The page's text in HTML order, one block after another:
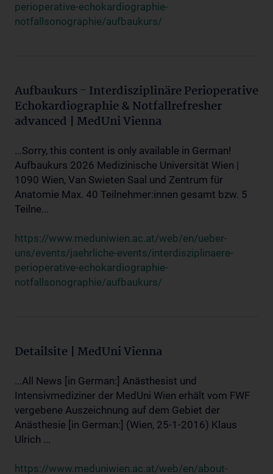
perioperative-echokardiographie-
notfallsonographie/aufbaukurs/
Aufbaukurs - Interdisziplinäre Perioperative
Echokardiographie & Notfallrefresher
advanced | MedUni Vienna
...Sorry, this content is only available in German!
Aufbaukurs 2026 Medizinische Universität Wien |
1090 Wien, Van Swieten Saal und Zentrum für
Anatomie Max. 40 Teilnehmer:innen gesamt bzw. 5
Teilne...
https://www.meduniwien.ac.at/web/en/ueber-
uns/events/jaehrliche-events/interdisziplinaere-
perioperative-echokardiographie-
notfallsonographie/aufbaukurs/
Detailsite | MedUni Vienna
...All News [in German:] Anästhesist und
Intensivmediziner der MedUni Wien erhält vom FWF
vergebene Auszeichnung auf dem Gebiet der
Anästhesie [in German:] (Wien, 25-1-2016) Klaus
Ulrich ...
https://www.meduniwien.ac.at/web/en/about-